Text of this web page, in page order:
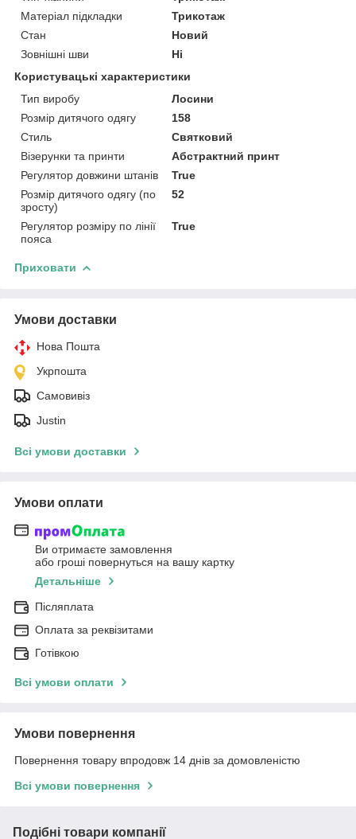
Матеріал підкладки
Трикотаж
Стан
Новий
Зовнішні шви
Ні
Користувацькі характеристики
Тип виробу
Лосини
Розмір дитячого одягу
158
Стиль
Святковий
Візерунки та принти
Абстрактний принт
Регулятор довжини штанів
True
Розмір дитячого одягу (по
зросту)
52
Регулятор розміру по лінії
пояса
True
Приховати
Умови доставки
Нова Пошта
Укрпошта
Самовивіз
Justin
Всі умови доставки
Умови оплати
Ви отримаєте замовлення
або гроші повернуться на вашу картку
Детальніше
Післяплата
Оплата за реквізитами
Готівкою
Всі умови оплати
Умови повернення
Повернення товару впродовж 14 днів за домовленістю
Всі умови повернення
Подібні товари компанії